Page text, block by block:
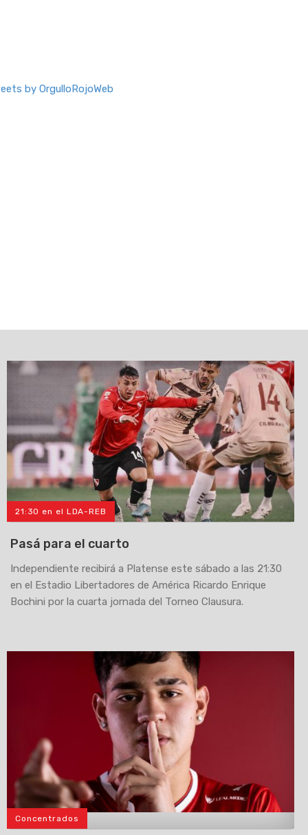
by OrgulloRojoWeb
21:30 en el LDA-REB
Pasá para el cuarto
Independiente recibirá a Platense este sábado a las 21:30
en el Estadio Libertadores de América Ricardo Enrique
Bochini por la cuarta jornada del Torneo Clausura.
Concentrados